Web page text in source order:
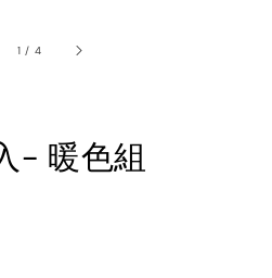
1 / 4
- 暖色組